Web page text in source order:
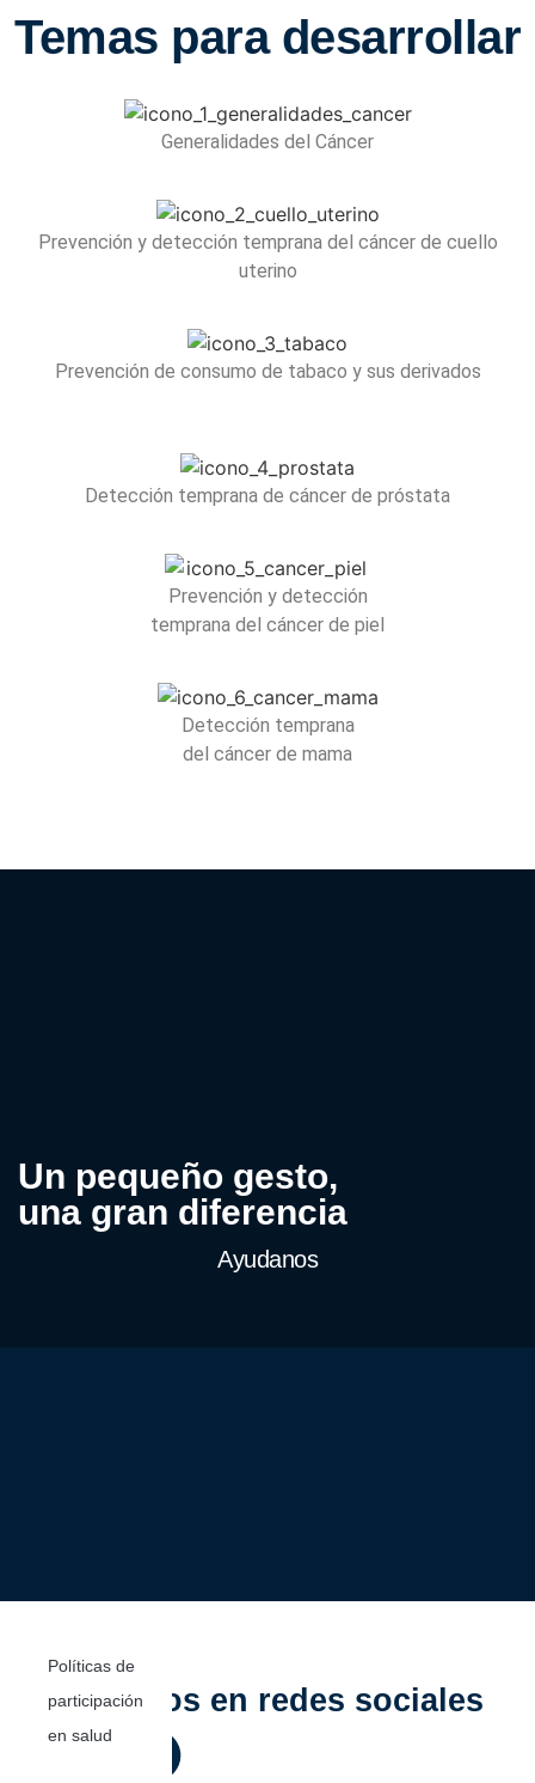
Temas para desarrollar
Generalidades del Cáncer
Prevención y detección temprana del cáncer de cuello
uterino
Prevención de consumo de tabaco y sus derivados
Detección temprana de cáncer de próstata
Prevención y detección
temprana del cáncer de piel
Detección temprana
del cáncer de mama
Un pequeño gesto,
una gran diferencia
Ayudanos
Políticas de
participación
en salud
Siguenos en redes sociales